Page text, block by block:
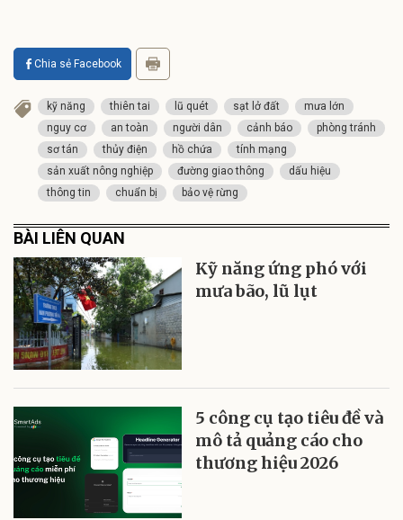
Chia sẻ Facebook
kỹ năng thiên tai lũ quét sạt lở đất
mưa lớn
nguy cơ
an toàn người dân cảnh báo
phòng tránh
sơ tán
thủy điện hồ chứa
tính mạng
sản xuất nông nghiệp
đường giao thông
dấu hiệu
thông tin
chuẩn bị bảo vệ rừng
BÀI LIÊN QUAN
Kỹ năng ứng phó với
mưa bão, lũ lụt
5 công cụ tạo tiêu đề và
mô tả quảng cáo cho
thương hiệu 2026